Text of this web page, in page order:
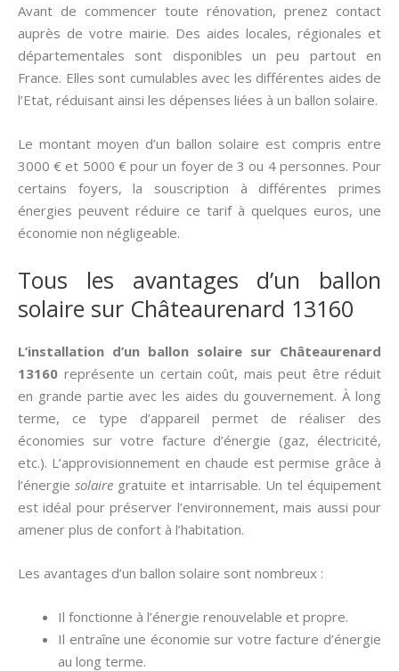
Avant de commencer toute rénovation, prenez contact
auprès de votre mairie. Des aides locales, régionales et
départementales sont disponibles un peu partout en
France. Elles sont cumulables avec les différentes aides de
l’Etat, réduisant ainsi les dépenses liées à un ballon solaire.
Le montant moyen d’un ballon solaire est compris entre
3000 € et 5000 € pour un foyer de 3 ou 4 personnes. Pour
certains foyers, la souscription à différentes primes
énergies peuvent réduire ce tarif à quelques euros, une
économie non négligeable.
Tous les avantages d’un ballon
solaire sur Châteaurenard 13160
L’installation d’un ballon solaire sur Châteaurenard
13160 représente un certain coût, mais peut être réduit
en grande partie avec les aides du gouvernement. À long
terme, ce type d’appareil permet de réaliser des
économies sur votre facture d’énergie (gaz, électricité,
etc.). L’approvisionnement en chaude est permise grâce à
l’énergiesolaire gratuite et intarrisable. Un tel équipement
est idéal pour préserver l’environnement, mais aussi pour
amener plus de confort à l’habitation.
Les avantages d’un ballon solaire sont nombreux :
Il fonctionne à l’énergie renouvelable et propre.
Il entraîne une économie sur votre facture d’énergie
au long terme.